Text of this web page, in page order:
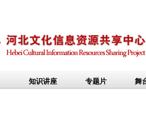
知识讲座 专题片 舞